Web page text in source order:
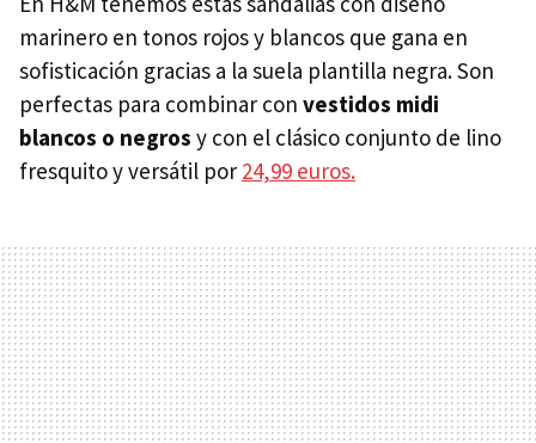
marinero en tonos rojos y blancos que gana en
sofisticación gracias a la suela plantilla negra. Son
perfectas para combinar con vestidos midi
blancos o negros y con el clásico conjunto de lino
fresquito y versátil por 24,99 euros.